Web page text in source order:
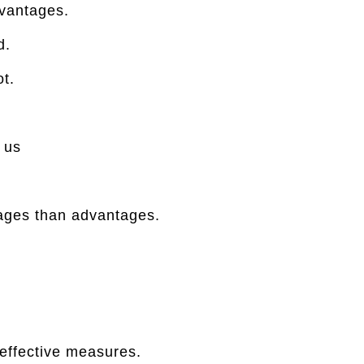
than advantages.
measures.